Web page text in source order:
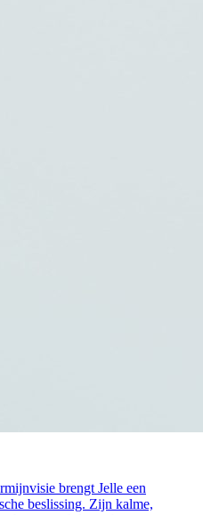
brengt Jelle een
beslissing. Zijn kalme,